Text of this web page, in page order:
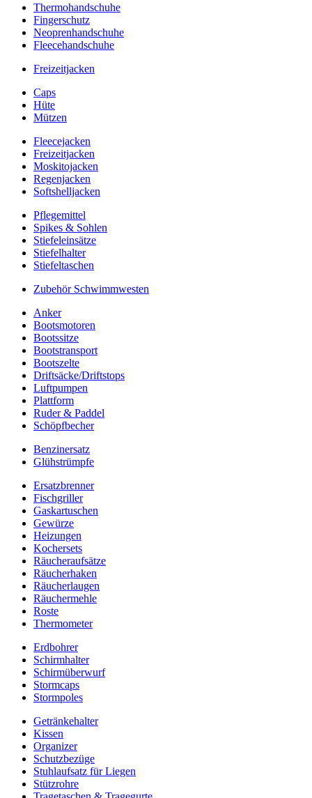
Thermohandschuhe
Fingerschutz
Neoprenhandschuhe
Fleecehandschuhe
Freizeitjacken
Caps
Hüte
Mützen
Fleecejacken
Freizeitjacken
Moskitojacken
Regenjacken
Softshelljacken
Pflegemittel
Spikes & Sohlen
Stiefeleinsätze
Stiefelhalter
Stiefeltaschen
Zubehör Schwimmwesten
Anker
Bootsmotoren
Bootssitze
Bootstransport
Bootszelte
Driftsäcke/Driftstops
Luftpumpen
Plattform
Ruder & Paddel
Schöpfbecher
Benzinersatz
Glühstrümpfe
Ersatzbrenner
Fischgriller
Gaskartuschen
Gewürze
Heizungen
Kochersets
Räucheraufsätze
Räucherhaken
Räucherlaugen
Räuchermehle
Roste
Thermometer
Erdbohrer
Schirmhalter
Schirmüberwurf
Stormcaps
Stormpoles
Getränkehalter
Kissen
Organizer
Schutzbezüge
Stuhlaufsatz für Liegen
Stützrohre